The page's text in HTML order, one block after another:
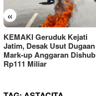
«
KEMAKI Geruduk Kejati
Jatim, Desak Usut Dugaan
Mark-up Anggaran Dishub
Rp111 Miliar